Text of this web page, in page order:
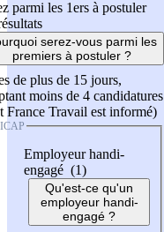
parmi les 1ers à postuler
serez-vous parmi les
premiers à postuler ?
de plus de 15 jours,
moins de 4 candidatures
France Travail est informé)
Employeur handi-
engagé (1)
Qu'est-ce qu'un
employeur handi-
engagé ?